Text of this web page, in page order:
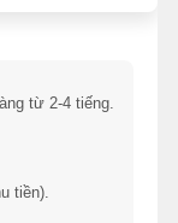
từ 2-4 tiếng.
tiền).